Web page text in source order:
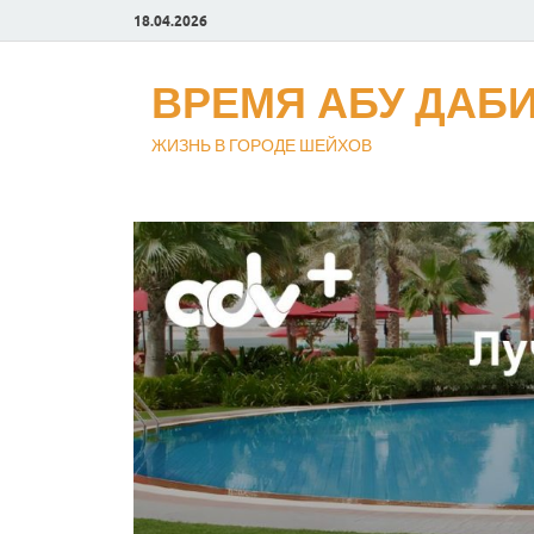
18.04.2026
ВРЕМЯ АБУ
ЖИЗНЬ В ГОРОДЕ ШЕЙХОВ